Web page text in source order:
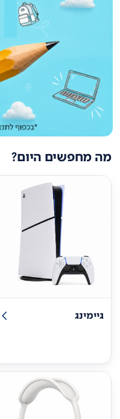
מה מחפשים היום?
גיימינג